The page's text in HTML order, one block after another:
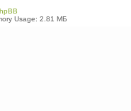
Usage: 2.81 МБ